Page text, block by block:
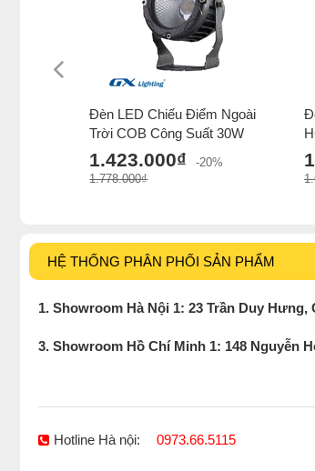
Đèn LED Chiếu Điểm Ngoài
Trời COB Công Suất 30W
1.423.000₫
-20%
1.778.000₫
HỆ THỐNG PHÂN PHỐI SẢN PHẨM
1. Showroom Hà Nội 1: 23 Trần Duy Hưng,
3. Showroom Hồ Chí Minh 1: 148 Nguyễn
Hotline Hà nội: 0973.66.5115